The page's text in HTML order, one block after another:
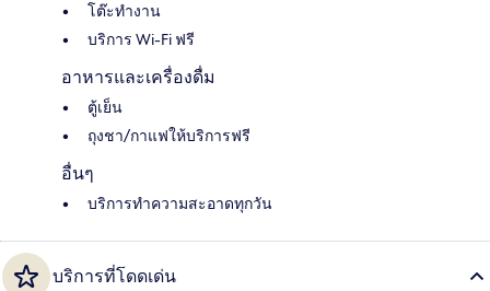
โต๊ะทำงาน
บริการ Wi-Fi ฟรี
อาหารและเครื่องดื่ม
ตู้เย็น
ถุงชา/กาแฟให้บริการฟรี
อื่นๆ
บริการทำความสะอาดทุกวัน
บริการที่โดดเด่น